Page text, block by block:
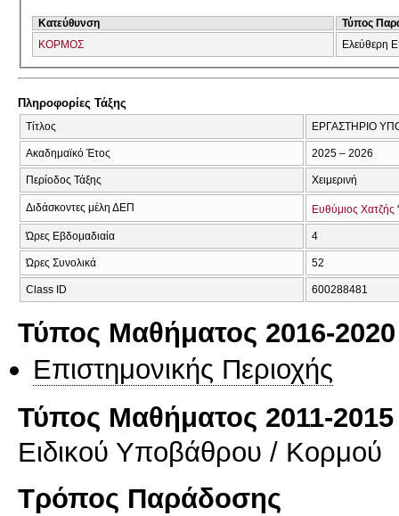
Κατεύθυνση
Τύπος
ΚΟΡΜΟΣ
Ελεύθερη
Πληροφορίες Τάξης
Τίτλος ΕΡΓΑΣΤΗΡΙΟ
Ακαδημαϊκό Έτος 2025 – 2026
Περίοδος Τάξης Χειμερινή
Διδάσκοντες μέλη ΔΕΠ Ευθύμιος Χατζής
Ώρες Εβδομαδιαία 4
Ώρες Συνολικά 52
Class ID 600288481
Τύπος Μαθήματος 2016-2020
Επιστημονικής Περιοχής
Τύπος Μαθήματος 2011-2015
Ειδικού Υποβάθρου / Κορμού
Τρόπος Παράδοσης